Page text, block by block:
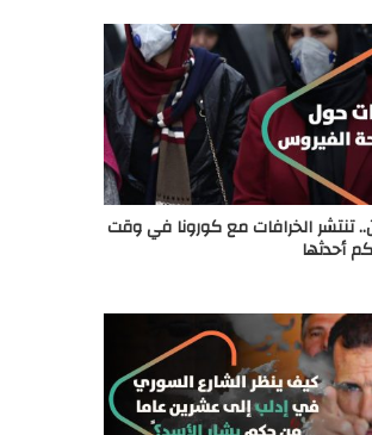
تنتشر الخرافات مع كورونا في وقت
أحدثها